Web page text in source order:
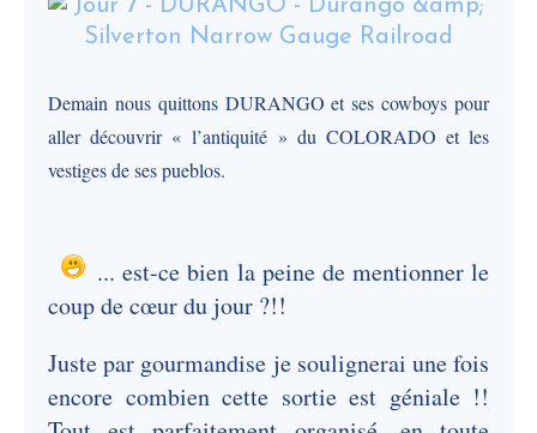
Demain nous quittons DURANGO et ses cowboys pour
aller découvrir « l’antiquité » du COLORADO et les
vestiges de ses pueblos.
... est-ce bien la peine de mentionner le
coup de cœur du jour ?!!
Juste par gourmandise je soulignerai une fois
encore combien cette sortie est géniale !!